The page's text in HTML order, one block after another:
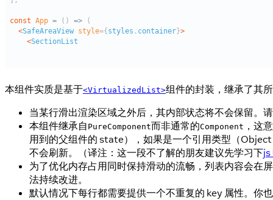
本组件实质是基于<VirtualizedList>组件的封装，继承了其
当某行滑出渲染区域之外后，其内部状态将不会保留。
本组件继承自 PureComponent而非通常的Component ，这
用到的父组件的 state），如果是一个引用类型（
不会刷新。（译注：这一段不了解的朋友建议先学习下js
为了优化内存占用同时保持滑动的流畅，列表内容会在
法持续改进。
默认情况下每行都需要提供一个不重复的 key 属性。你